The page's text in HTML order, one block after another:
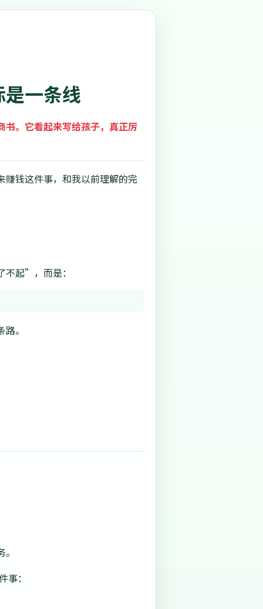
一条线
书。它看起来写给孩子，真正厉
赚钱这件事，和我以前理解的完
不起”，而是：
。
：